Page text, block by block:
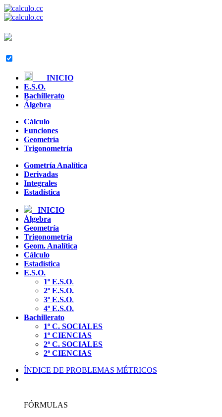
INICIO
E.S.O.
Bachillerato
Álgebra
Cálculo
Funciones
Geometría
Trigonometría
Gometría Analítica
Derivadas
Integrales
Estadística
INICIO
Álgebra
Geometría
Trigonometría
Geom. Analítica
Cálculo
Estadística
E.S.O.
1º E.S.O.
2º E.S.O.
3º E.S.O.
4º E.S.O.
Bachillerato
1º C. SOCIALES
1º CIENCIAS
2º C. SOCIALES
2º CIENCIAS
ÍNDICE DE PROBLEMAS MÉTRICOS
FÓRMULAS